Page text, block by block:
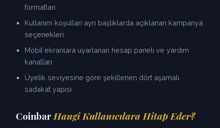
formatları
Kullanım koşulları ayrı başlıklarda açıklanan kampanya
seçenekleri
Mobil ekranlara uyarlanan hesap paneli ve yardım
kanalları
Üyelik seviyesine göre şekillenen dört aşamalı
sadakat yapısı
Coinbar Hangi Kullanıcılara Hitap Eder?